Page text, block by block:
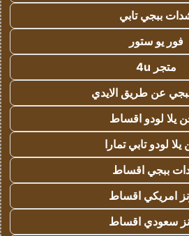
ببجي تابي
فور يو ستور
متجر 4u
عن طريق الايدي
يلا لودو اقساط
لودو تابي تمارا
ببجي اقساط
امريكي اقساط
سعودي اقساط